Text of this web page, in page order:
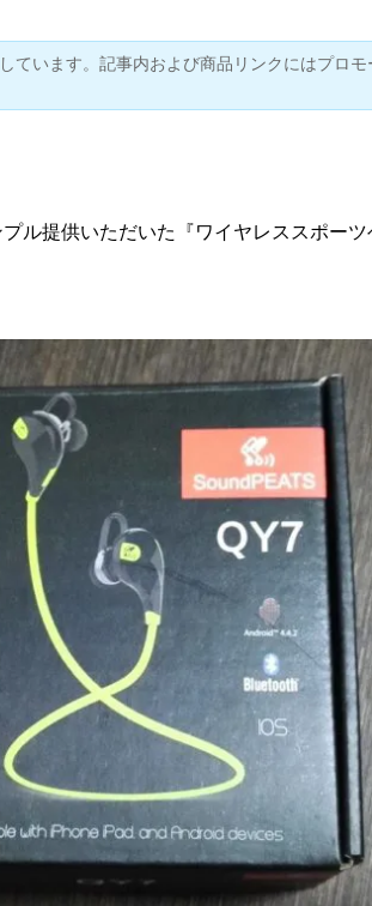
ています。記事内および商品リンクにはプロ
ル提供いただいた『ワイヤレススポー